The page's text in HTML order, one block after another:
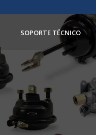
SOPORTE TÉCNICO